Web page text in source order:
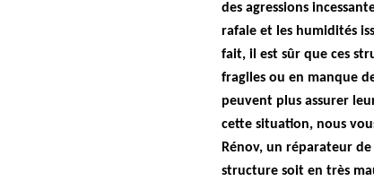
des agressions
rafale et les humidités
fait, il est sûr que ces
fragiles ou en manque
peuvent plus assurer
cette situation, nous
Rénov, un réparateur
structure soit en très